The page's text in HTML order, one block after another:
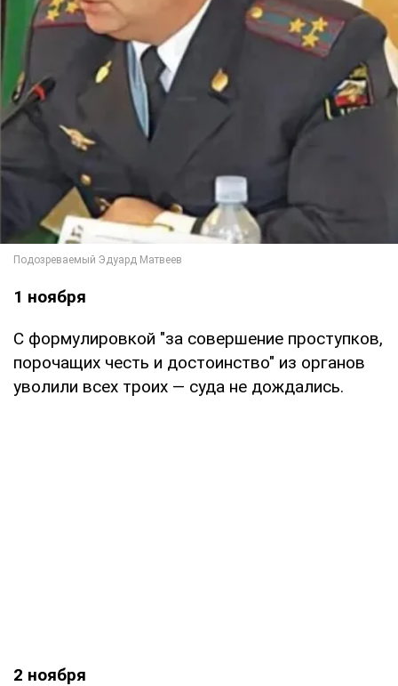
1 ноября
С формулировкой "за совершение проступков,
порочащих честь и достоинство" из органов
уволили всех троих — суда не дождались.
2 ноября